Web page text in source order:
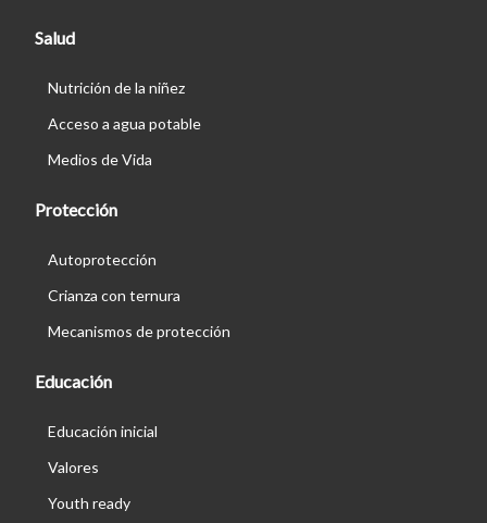
Salud
Nutrición de la niñez
Acceso a agua potable
Medios de Vida
Protección
Autoprotección
Crianza con ternura
Mecanismos de protección
Educación
Educación inicial
Valores
Youth ready